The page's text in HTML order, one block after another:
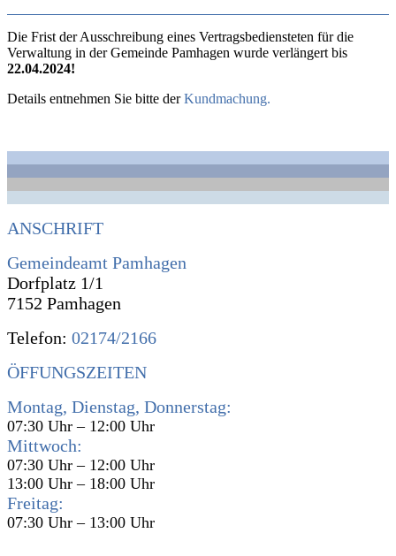
Die Frist der Ausschreibung eines Vertragsbediensteten für die
Verwaltung in der Gemeinde Pamhagen wurde verlängert bis
22.04.2024!
Details entnehmen Sie bitte derKundmachung.
ANSCHRIFT
Gemeindeamt Pamhagen
Dorfplatz 1/1
7152 Pamhagen
Telefon: 02174/2166
ÖFFUNGSZEITEN
Montag, Dienstag, Donnerstag:
07:30 Uhr – 12:00 Uhr
Mittwoch:
07:30 Uhr – 12:00 Uhr
13:00 Uhr – 18:00 Uhr
Freitag:
07:30 Uhr – 13:00 Uhr